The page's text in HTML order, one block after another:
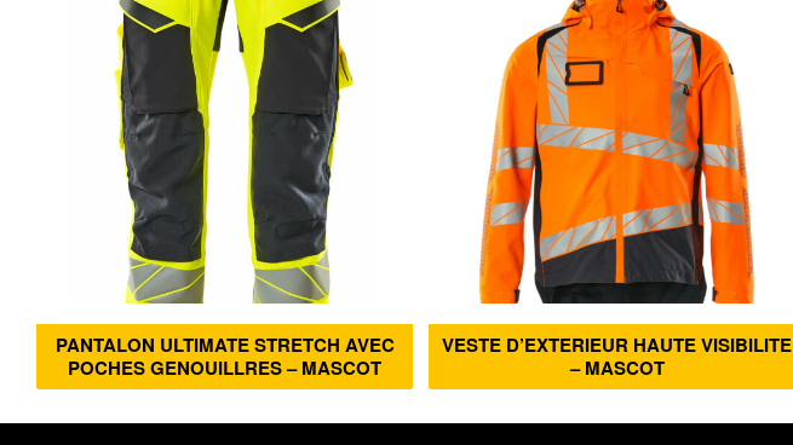
PANTALON ULTIMATE STRETCH AVEC
POCHES GENOUILLRES – MASCOT
VESTE D’EXTERIEUR HAUTE VISIBILITE
– MASCOT